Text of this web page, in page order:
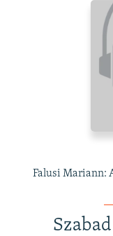
Falusi Mariann: